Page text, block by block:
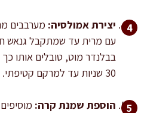
יצירת אמולסיה: מערבבים
עם מרית עד שמתקבל גנאש
30 שניות עד למרקם קטיפתי.
הוספת שמנת קרה: